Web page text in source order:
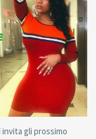
gli prossimo